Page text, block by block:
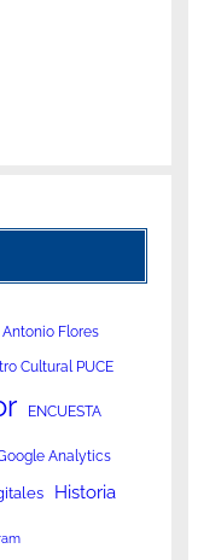
Antonio Flores
Cultural PUCE
ENCUESTA
Analytics
Historia